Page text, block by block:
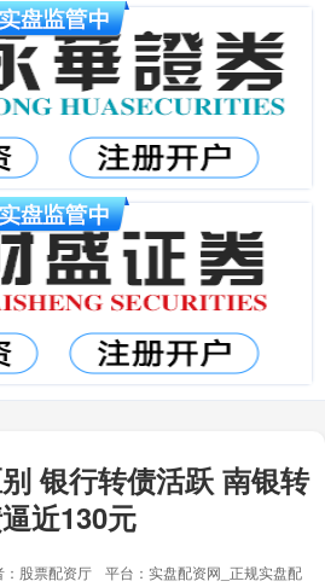
银行转债活跃 南银转
近130元
：股票配资厅
平台：实盘配资网_正规实盘配